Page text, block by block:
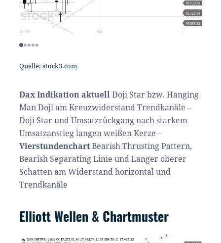
Quelle: stock3.com
Dax Indikation aktuell Doji Star bzw. Hanging
Man Doji am Kreuzwiderstand Trendkanäle –
Doji Star und Umsatzrückgang nach starkem
Umsatzanstieg langen weißen Kerze –
Vierstundenchart Bearish Thrusting Pattern,
Bearish Separating Linie und Langer oberer
Schatten am Widerstand horizontal und
Trendkanäle
Elliott Wellen & Chartmuster